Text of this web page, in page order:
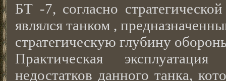
БТ -7, согласно
являлся танком ,
стратегическую глубину
Практическая
недостатков данного танка,